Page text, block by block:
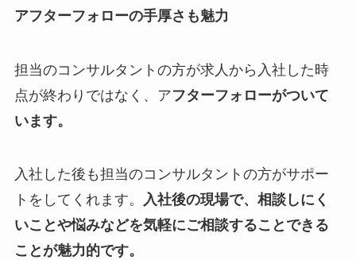
アフターフォローの手厚さも魅力
担当のコンサルタントの方が求人から入社した時
点が終わりではなく、アフターフォローがついて
います。
入社した後も担当のコンサルタントの方がサポー
トをしてくれます。
入社後の現場で、相談しにく
いことや悩みなどを気軽にご相談することできる
ことが魅力的です。